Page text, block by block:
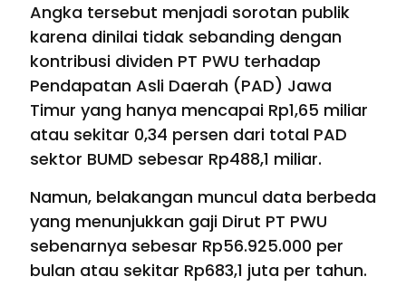
Angka tersebut menjadi sorotan publik
karena dinilai tidak sebanding dengan
kontribusi dividen PT PWU terhadap
Pendapatan Asli Daerah (PAD) Jawa
Timur yang hanya mencapai Rp1,65 miliar
atau sekitar 0,34 persen dari total PAD
sektor BUMD sebesar Rp488,1 miliar.
Namun, belakangan muncul data berbeda
yang menunjukkan gaji Dirut PT PWU
sebenarnya sebesar Rp56.925.000 per
bulan atau sekitar Rp683,1 juta per tahun.